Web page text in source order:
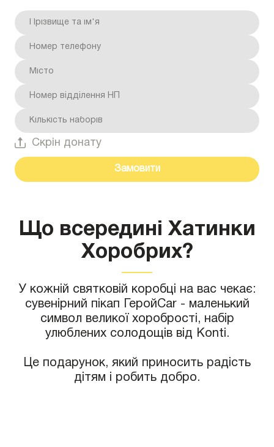
Скрін донату
Замовити
Що всередині Хатинки
Хоробрих?
У кожній святковій коробці на вас чекає:
сувенірний пікап ГеройCar - маленький
символ великої хоробрості, набір
улюблених солодощів від Konti.
Це подарунок, який приносить радість
дітям і робить добро.